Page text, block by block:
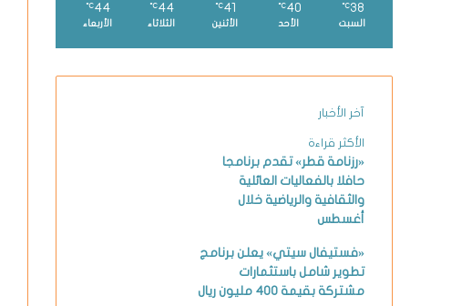
38
℃
السبت
40
℃
الأحد
41
℃
الأثنين
44
℃
الثلاثاء
44
℃
الأربعاء
آخر الأخبار
الأكثر قراءة
«رزنامة قطر» تقدم برنامجا
حافلا بالفعاليات العائلية
والثقافية والرياضية خلال
أغسطس
«فستيفال سيتي» يعلن برنامج
تطوير شامل باستثمارات
مشتركة بقيمة 400 مليون ريال